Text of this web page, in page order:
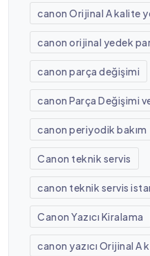
canon Orijinal A kalite
canon orijinal yedek
canon parça değişimi
canon Parça Değişimi
canon periyodik bakım
Canon teknik servis
canon teknik servis
Canon Yazıcı Kiralama
canon yazıcı Orijinal A